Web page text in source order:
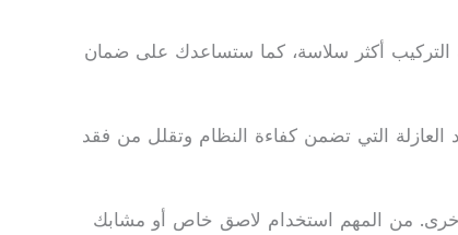
التركيب أكثر سلاسة، كما ستساعدك على ضمان
العازلة التي تضمن كفاءة النظام وتقلل من فقد
الأخرى. من المهم استخدام لاصق خاص أو مشابك